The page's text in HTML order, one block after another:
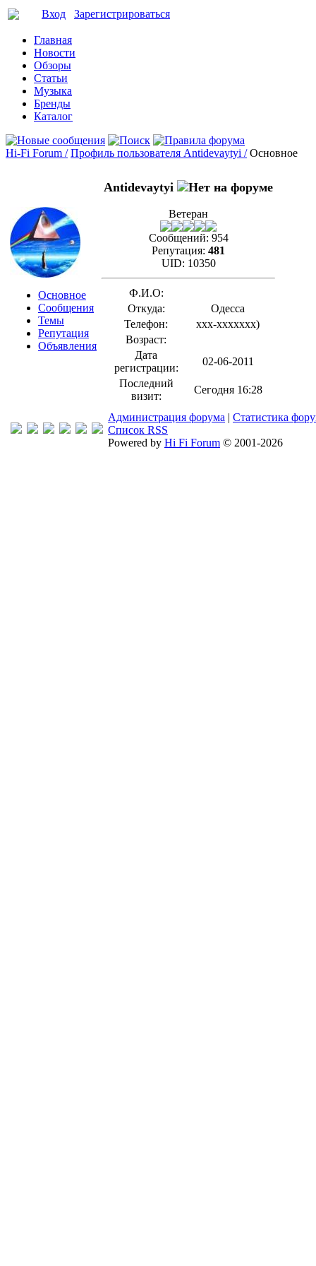
Вход Зарегистрироваться
Главная
Новости
Обзоры
Статьи
Музыка
Бренды
Каталог
Hi-Fi Forum / Профиль пользователя Antidevaytyi / Основное
Основное
Сообщения
Темы
Репутация
Объявления
Antidevaytyi
Ветеран
Сообщений: 954
Репутация: 481
UID: 10350
Ф.И.О:
Откуда:
Одесса
Телефон:
xxx-xxxxxxx)
Возраст:
Дата
регистрации:
02-06-2011
Последний
визит:
Сегодня 16:28
Администрация форума | Статистика
Список RSS
Powered by Hi Fi Forum © 2001-2026